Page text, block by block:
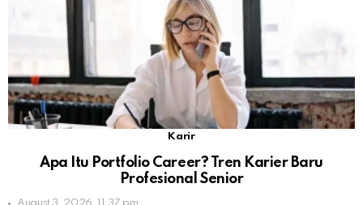
Karir
Apa Itu Portfolio Career? Tren Karier Baru
Profesional Senior